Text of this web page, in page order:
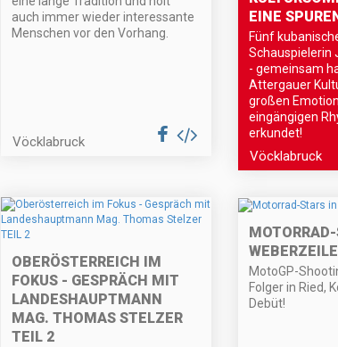
auch immer wieder interessante
Menschen vor den Vorhang.
Vöcklabruck
EINE
Fünf
Schauspielerin
- gemeinsam
Attergauer
großen
eingängigen
erkundet!
Vöcklabruck
OBERÖSTERREICH IM
FOKUS - GESPRÄCH MIT
LANDESHAUPTMANN
MAG. THOMAS STELZER
TEIL 2
MotoGP-
Folger in Ried,
Debüt!